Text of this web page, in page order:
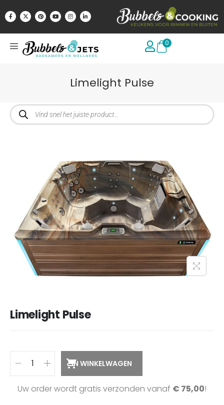
0
Limelight Pulse
Limelight Pulse
IN WINKELWAGEN
Uw order wordt gratis verzonden vanaf € 75,00!